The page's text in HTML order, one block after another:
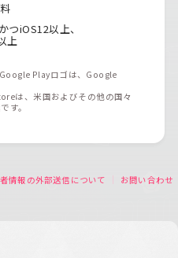
つiOS12以上、
上
Playロゴは、Google
は、米国およびその他の国々
す。
情報の外部送信について お問い合わせ